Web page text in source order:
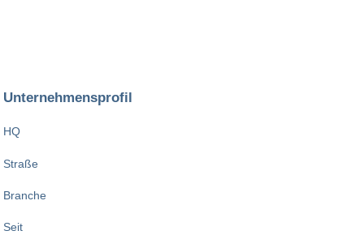
Unternehmensprofil
HQ
Straße
Branche
Seit